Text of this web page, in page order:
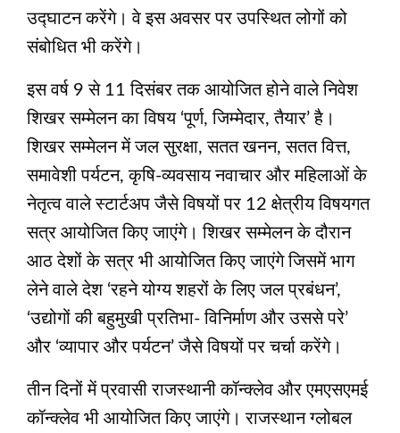
उद्घाटन करेंगे। वे इस अवसर पर उपस्थित लोगों को
संबोधित भी करेंगे।
इस वर्ष 9 से 11 दिसंबर तक आयोजित होने वाले निवेश
शिखर सम्मेलन का विषय ‘पूर्ण, जिम्मेदार, तैयार’ है।
शिखर सम्मेलन में जल सुरक्षा, सतत खनन, सतत वित्त,
समावेशी पर्यटन, कृषि-व्यवसाय नवाचार और महिलाओं के
नेतृत्व वाले स्टार्टअप जैसे विषयों पर 12 क्षेत्रीय विषयगत
सत्र आयोजित किए जाएंगे। शिखर सम्मेलन के दौरान
आठ देशों के सत्र भी आयोजित किए जाएंगे जिसमें भाग
लेने वाले देश ‘रहने योग्य शहरों के लिए जल प्रबंधन’,
‘उद्योगों की बहुमुखी प्रतिभा- विनिर्माण और उससे परे’
और ‘व्यापार और पर्यटन’ जैसे विषयों पर चर्चा करेंगे।
तीन दिनों में प्रवासी राजस्थानी कॉन्क्लेव और एमएसएमई
कॉन्क्लेव भी आयोजित किए जाएंगे। राजस्थान ग्लोबल